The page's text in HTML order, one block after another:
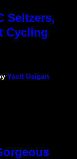
Seltzers,
Cycling
Ysolt Usigan